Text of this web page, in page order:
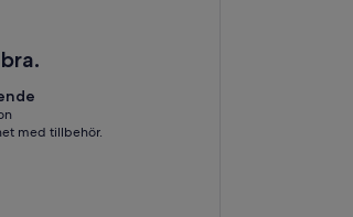
med tillbehör.